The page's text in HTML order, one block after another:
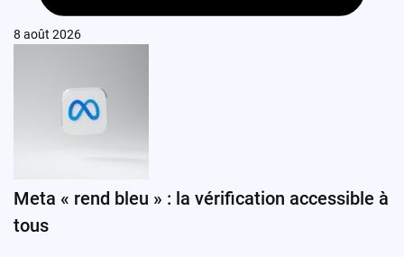
8 août 2026
Meta « rend bleu » : la vérification accessible à
tous